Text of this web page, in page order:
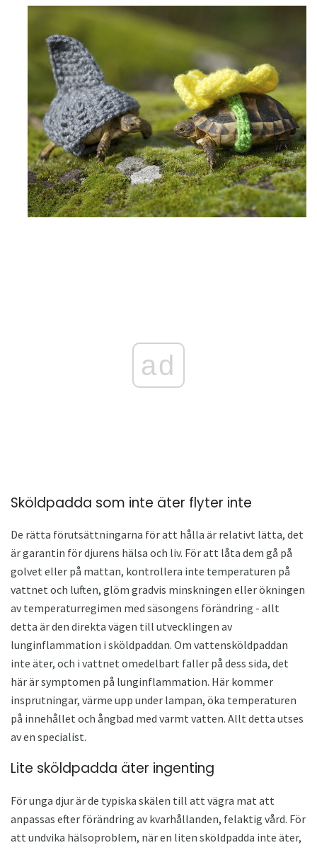
ad
Sköldpadda som inte äter flyter inte
De rätta förutsättningarna för att hålla är relativt lätta, det
är garantin för djurens hälsa och liv. För att låta dem gå på
golvet eller på mattan, kontrollera inte temperaturen på
vattnet och luften, glöm gradvis minskningen eller ökningen
av temperaturregimen med säsongens förändring - allt
detta är den direkta vägen till utvecklingen av
lunginflammation i sköldpaddan. Om vattensköldpaddan
inte äter, och i vattnet omedelbart faller på dess sida, det
här är symptomen på lunginflammation. Här kommer
insprutningar, värme upp under lampan, öka temperaturen
på innehållet och ångbad med varmt vatten. Allt detta utses
av en specialist.
Lite sköldpadda äter ingenting
För unga djur är de typiska skälen till att vägra mat att
anpassas efter förändring av kvarhållanden, felaktig vård. För
att undvika hälsoproblem, när en liten sköldpadda inte äter,